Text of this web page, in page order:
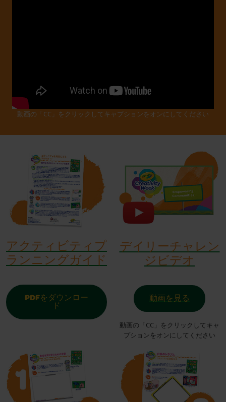
動画の「CC」をクリックしてキャプションをオンにしてください
アクティビティプ
ランニングガイド
PDFをダウンロー
ド
デイリーチャレン
ジビデオ
動画を見る
動画の「CC」をクリックしてキャ
プションをオンにしてください